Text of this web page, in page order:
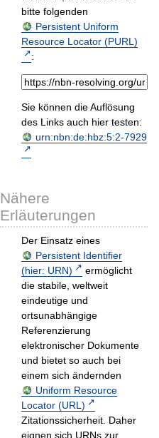
bitte folgenden
Persistent Uniform
Resource Locator (PURL)
:
Sie können die Auflösung
des Links auch hier testen:
urn:nbn:de:hbz:5:2-7929
Nähere
Erläuterungen
Der Einsatz eines
Persistent Identifier
(hier: URN)
ermöglicht
die stabile, weltweit
eindeutige und
ortsunabhängige
Referenzierung
elektronischer Dokumente
und bietet so auch bei
einem sich ändernden
Uniform Resource
Locator (URL)
Zitationssicherheit. Daher
eignen sich URNs zur